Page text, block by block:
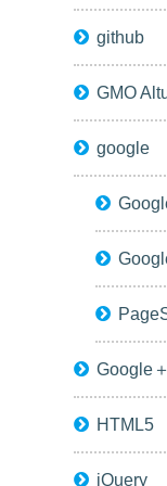
github
GMO
google
Google＋
HTML5
jQuery